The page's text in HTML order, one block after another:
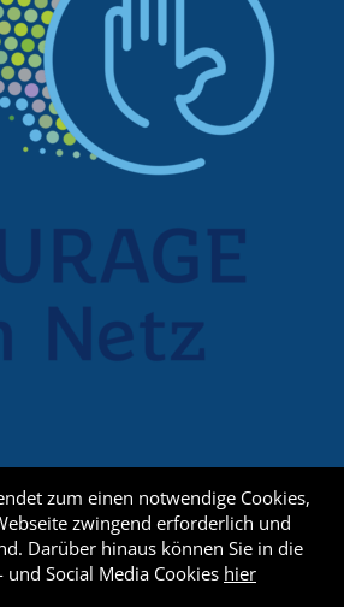
zum einen notwendige Cookies,
zwingend erforderlich und
Darüber hinaus können Sie in die
Social Media Cookies hier